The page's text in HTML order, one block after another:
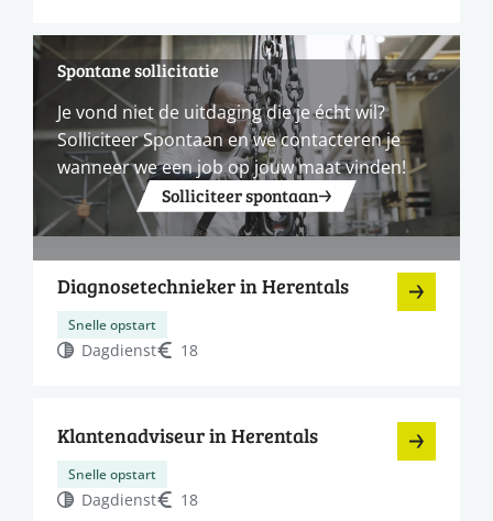
Spontane sollicitatie
Je vond niet de uitdaging die je écht wil?
Solliciteer Spontaan en we contacteren je
wanneer we een job op jouw maat vinden!
Solliciteer spontaan
Diagnosetechnieker in Herentals
Snelle opstart
Dagdienst 18
Klantenadviseur in Herentals
Snelle opstart
Dagdienst 18